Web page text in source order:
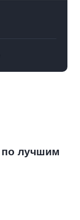
по лучшим